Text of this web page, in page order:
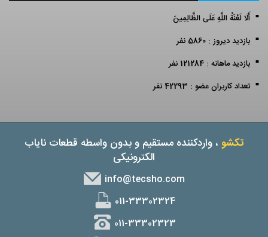
أَلَا لَعْنَةُ اللَّهِ عَلَى الظَّالِمِينَ
بازدید دیروز : 5860 نفر
بازدید ماهانه : 121284 نفر
تعداد کاربران عضو : 42293 نفر
تکشو ، واردکننده مستقیم و بدون واسطه قطعات نایاب
الکترونیکی
info@tecsho.com
011-33302324
011-33302323